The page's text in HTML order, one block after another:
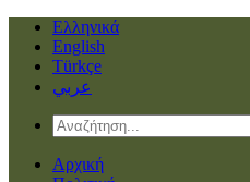
Ελληνικά
English
Türkçe
عربي
Αρχική